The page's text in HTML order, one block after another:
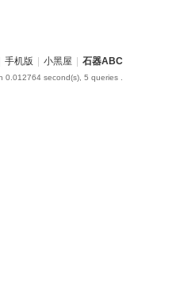
手机版 | 小黑屋 | 石器ABC
0.012764 second(s), 5 queries .